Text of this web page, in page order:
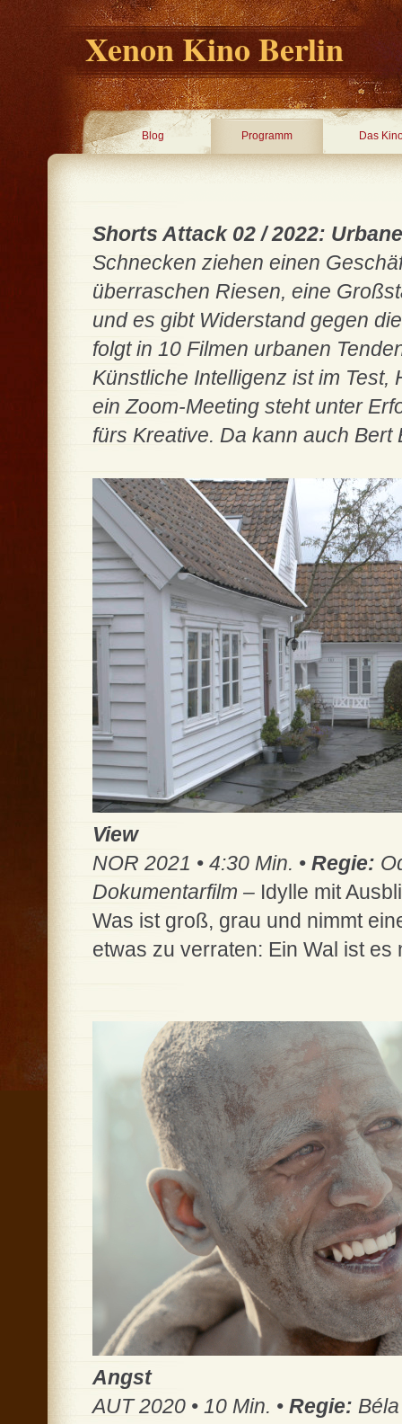
Xenon Kino Berlin
Blog Programm Das
Shorts Attack 02 / 2022:
Schnecken ziehen einen
überraschen Riesen, eine
und es gibt Widerstand gegen
folgt in 10 Filmen urbanen
Künstliche Intelligenz ist im
ein Zoom-Meeting steht unter
fürs Kreative. Da kann auch
View
NOR 2021 • 4:30 Min. • Regie:
Dokumentarfilm – Idylle mit
Was ist groß, grau und nimmt
etwas zu verraten: Ein Wal ist es
Angst
AUT 2020 • 10 Min. • Regie: